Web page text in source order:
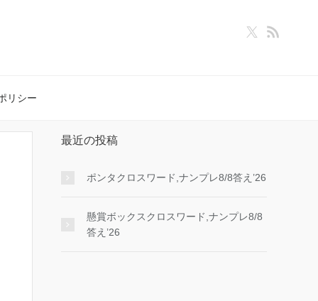
リシー
最近の投稿
ポンタクロスワード,ナンプレ8/8答え’26
懸賞ボックスクロスワード,ナンプレ8/8
答え’26